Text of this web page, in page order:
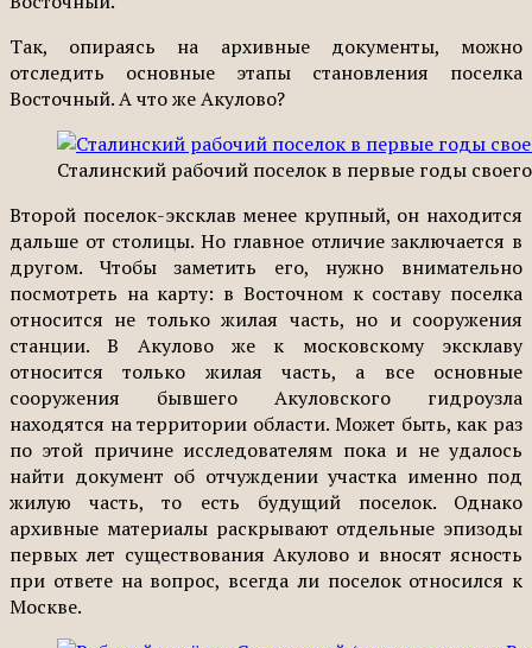
Так, опираясь на архивные документы, можно
отследить основные этапы становления поселка
Восточный. А что же Акулово?
Сталинский рабочий поселок в первые годы
Второй поселок-эксклав менее крупный, он находится
дальше от столицы. Но главное отличие заключается в
другом. Чтобы заметить его, нужно внимательно
посмотреть на карту: в Восточном к составу поселка
относится не только жилая часть, но и сооружения
станции. В Акулово же к московскому эксклаву
относится только жилая часть, а все основные
сооружения бывшего Акуловского гидроузла
находятся на территории области. Может быть, как раз
по этой причине исследователям пока и не удалось
найти документ об отчуждении участка именно под
жилую часть, то есть будущий поселок. Однако
архивные материалы раскрывают отдельные эпизоды
первых лет существования Акулово и вносят ясность
при ответе на вопрос, всегда ли поселок относился к
Москве.